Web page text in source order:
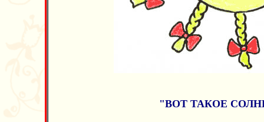
"ВОТ ТАКОЕ